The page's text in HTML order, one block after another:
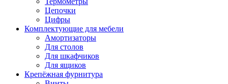
Цепочки
Цифры
Комплектующие для мебели
Амортизаторы
Для столов
Для шкафчиков
Для ящиков
Крепёжная фурнитура